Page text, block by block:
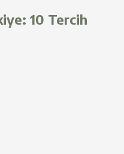
10 Tercih